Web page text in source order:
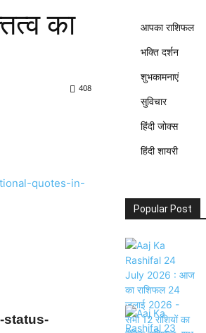
का
408
status-
आपका राशिफल
भक्ति दर्शन
शुभकामनाएं
सुविचार
हिंदी जोक्स
हिंदी शायरी
Popular Post